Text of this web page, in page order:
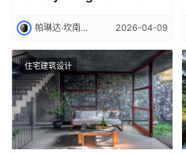
加拉｜Palinda Kannangara
帕琳达·坎南加拉｜Palinda Kannangara 2026-04-09
住宅建筑设计